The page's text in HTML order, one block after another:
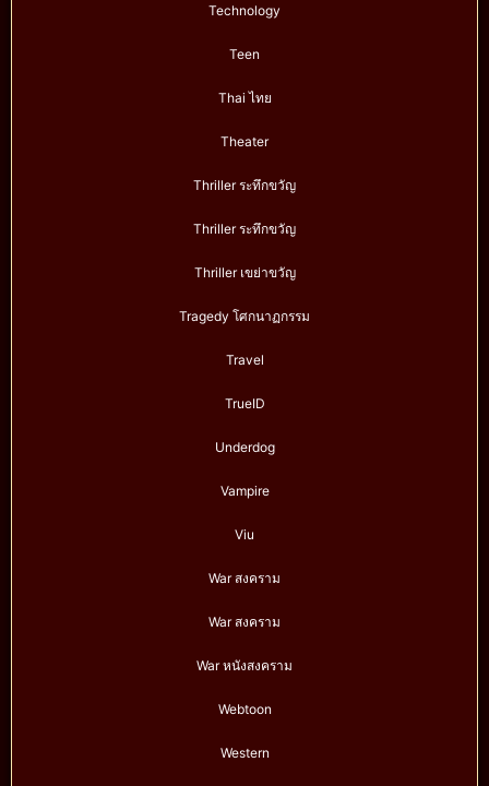
Technology
Teen
Thai ไทย
Theater
Thriller ระทึกขวัญ
Thriller ระทึกขวัญ
Thriller เขย่าขวัญ
Tragedy โศกนาฏกรรม
Travel
TrueID
Underdog
Vampire
Viu
War สงคราม
War สงคราม
War หนังสงคราม
Webtoon
Western